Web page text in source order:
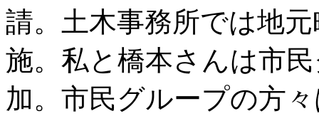
請。土木事務所では地
施。私と橋本さんは市
加。市民グループの方